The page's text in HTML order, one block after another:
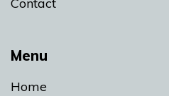
Menu
Home
Contact